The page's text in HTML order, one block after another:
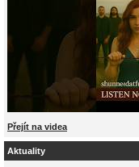
Přejít na videa
Aktuality